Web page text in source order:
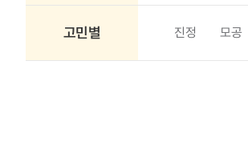
고민별 진정 모공